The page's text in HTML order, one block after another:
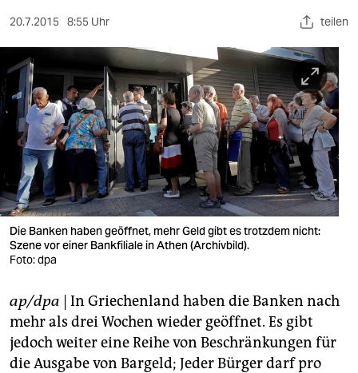
sport
berlin
nord
wahrheit
verlag
verlag
veranstaltungen
shop
fragen & hilfe
unterstützen
abo
20.7.2015 8:55 Uhr teilen
Die Banken haben geöffnet, mehr Geld gibt es trotzdem nicht:
Szene vor einer Bankfiliale in Athen (Archivbild).
Foto: dpa
ap/dpa | In Griechenland haben die Banken nach
mehr als drei Wochen wieder geöffnet. Es gibt
jedoch weiter eine Reihe von Beschränkungen für
die Ausgabe von Bargeld; Jeder Bürger darf pro